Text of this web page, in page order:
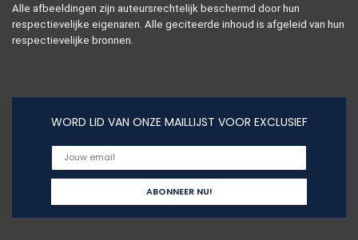
Alle afbeeldingen zijn auteursrechtelijk beschermd door hun
respectievelijke eigenaren. Alle geciteerde inhoud is afgeleid van hun
respectievelijke bronnen.
WORD LID VAN ONZE MAILLIJST VOOR EXCLUSIEF